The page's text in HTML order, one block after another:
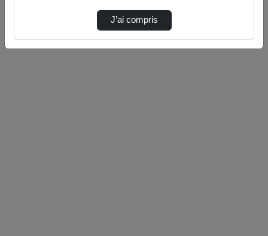
Désolé, aucune vidéo trouvée.
J’ai compris